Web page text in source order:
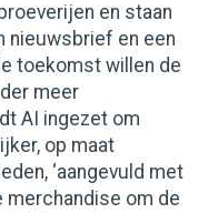
en staan
nieuwsbrief en een
toekomst willen de
meer
AI ingezet om
op maat
‘aangevuld met
om de